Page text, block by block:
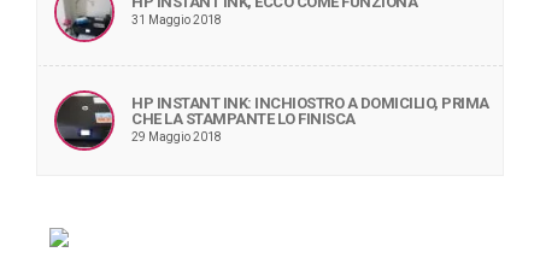
31 Maggio 2018
HP INSTANT INK: INCHIOSTRO A DOMICILIO, PRIMA
CHE LA STAMPANTE LO FINISCA
29 Maggio 2018